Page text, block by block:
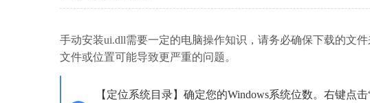
手动安装ui.dll需要一定的电脑操作知识，请务必确保下载的文
文件或位置可能导致更严重的问题。
【定位系统目录】确定您的Windows系统位数。右键点